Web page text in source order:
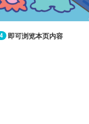
即可浏览本页内容